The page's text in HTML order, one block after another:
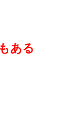
ある